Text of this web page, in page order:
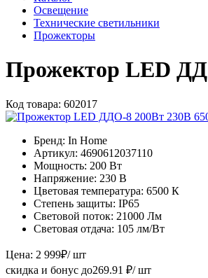
Освещение
Технические светильники
Прожекторы
Прожектор LED
Код товара: 602017
Бренд: In Home
Артикул: 4690612037110
Мощность: 200 Вт
Напряжение: 230 В
Цветовая температура: 6500 К
Степень защиты: IP65
Световой поток: 21000 Лм
Световая отдача: 105 лм/Вт
Цена: 2 999₽/ шт
скидка и бонус до269.91 ₽/ шт